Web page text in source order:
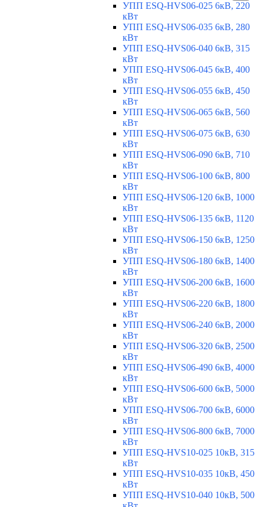
УПП ESQ-HVS06-025 6кВ, 220
кВт
УПП ESQ-HVS06-035 6кВ, 280
кВт
УПП ESQ-HVS06-040 6кВ, 315
кВт
УПП ESQ-HVS06-045 6кВ, 400
кВт
УПП ESQ-HVS06-055 6кВ, 450
кВт
УПП ESQ-HVS06-065 6кВ, 560
кВт
УПП ESQ-HVS06-075 6кВ, 630
кВт
УПП ESQ-HVS06-090 6кВ, 710
кВт
УПП ESQ-HVS06-100 6кВ, 800
кВт
УПП ESQ-HVS06-120 6кВ, 1000
кВт
УПП ESQ-HVS06-135 6кВ, 1120
кВт
УПП ESQ-HVS06-150 6кВ, 1250
кВт
УПП ESQ-HVS06-180 6кВ, 1400
кВт
УПП ESQ-HVS06-200 6кВ, 1600
кВт
УПП ESQ-HVS06-220 6кВ, 1800
кВт
УПП ESQ-HVS06-240 6кВ, 2000
кВт
УПП ESQ-HVS06-320 6кВ, 2500
кВт
УПП ESQ-HVS06-490 6кВ, 4000
кВт
УПП ESQ-HVS06-600 6кВ, 5000
кВт
УПП ESQ-HVS06-700 6кВ, 6000
кВт
УПП ESQ-HVS06-800 6кВ, 7000
кВт
УПП ESQ-HVS10-025 10кВ, 315
кВт
УПП ESQ-HVS10-035 10кВ, 450
кВт
УПП ESQ-HVS10-040 10кВ, 500